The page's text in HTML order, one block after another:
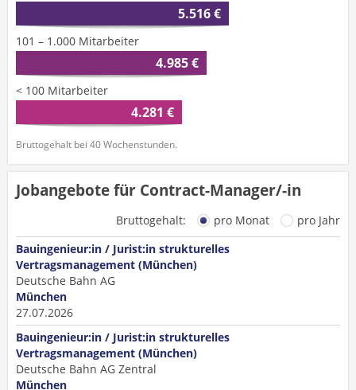
5.516 €
101 – 1.000 Mitarbeiter
4.985 €
< 100 Mitarbeiter
4.281 €
Bruttogehalt bei 40 Wochenstunden.
Jobangebote für Contract-Manager/-in
Bruttogehalt: pro Monat
pro Jahr
Bauingenieur:in / Jurist:in strukturelles
Vertragsmanagement (München)
Deutsche Bahn AG
München
27.07.2026
Bauingenieur:in / Jurist:in strukturelles
Vertragsmanagement (München)
Deutsche Bahn AG Zentral
München